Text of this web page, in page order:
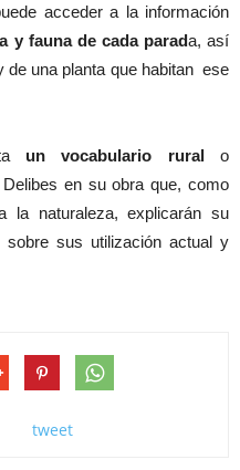
acceder a la información
y fauna de cada parada, así
de una planta que habitan ese
un vocabulario ruralo
en su obra que, como
naturaleza, explicarán su
sobre sus utilización actual y
tweet